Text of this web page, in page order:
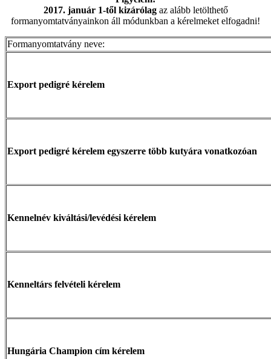
2017. január 1-től kizárólagaz alább letölthető
formanyomtatványainkon áll módunkban a kérelmeket elfogadni!
Formanyomtatvány neve:
Export pedigré kérelem
Export pedigré kérelem egyszerre több kutyára vonatkozóan
Kennelnév kiváltási/levédési kérelem
Kenneltárs felvételi kérelem
Hungária Champion cím kérelem